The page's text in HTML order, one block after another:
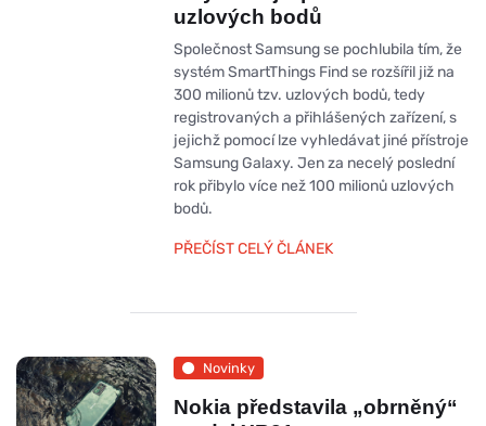
uzlových bodů
Společnost Samsung se pochlubila tím, že
systém SmartThings Find se rozšířil již na
300 milionů tzv. uzlových bodů, tedy
registrovaných a přihlášených zařízení, s
jejichž pomocí lze vyhledávat jiné přístroje
Samsung Galaxy. Jen za necelý poslední
rok přibylo více než 100 milionů uzlových
bodů.
PŘEČÍST CELÝ ČLÁNEK
Novinky
Nokia představila „obrněný“